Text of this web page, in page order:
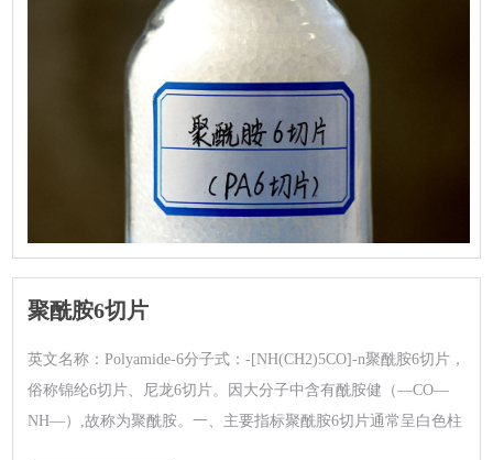
聚酰胺6切片
英文名称：Polyamide-6分子式：-[NH(CH2)5CO]-n聚酰胺6切片，
俗称锦纶6切片、尼龙6切片。因大分子中含有酰胺健（—CO—
NH—）,故称为聚酰胺。一、主要指标聚酰胺6切片通常呈白色柱